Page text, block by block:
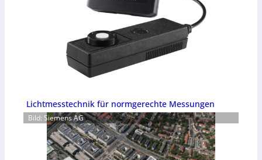
Lichtmesstechnik für normgerechte Messungen
Bild: Siemens AG